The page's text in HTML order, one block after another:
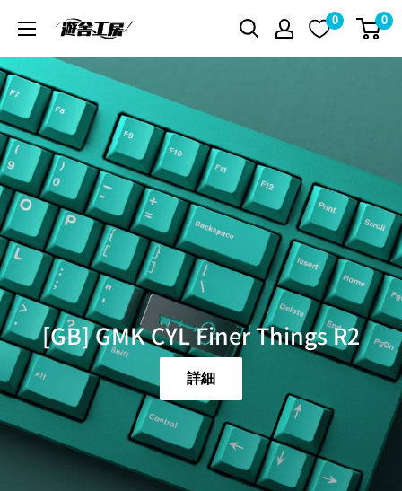
テ
ン
ツ
に
ス
キ
ッ
プ
す
る
遊
房
シ
ョ
ッ
プ
0 0
[GB] GMK CYL Finer Things R2
詳細